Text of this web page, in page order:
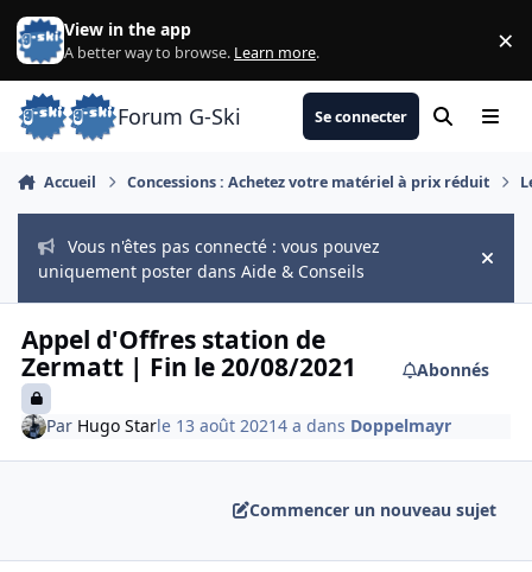
Aller au contenu
View in the app
A better way to browse. Learn more. ×
Forum G-Ski Se connecter Rechercher
Menu
Accueil Concessions : Achetez votre matériel à prix réduit
Vous n'êtes pas connecté : vous pouvez
uniquement poster dans Aide & Conseils
Hide
Appel d'Offres station de
Zermatt | Fin le 20/08/2021
Abonnés
Par Hugo Starle 13 août 20214 a dans Doppelmayr
Commencer un nouveau sujet